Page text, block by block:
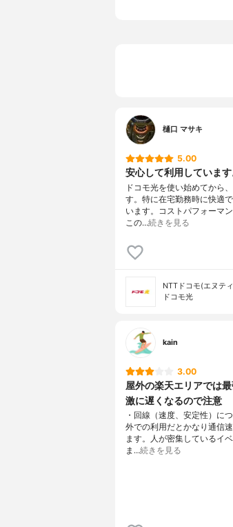
樋口 マサキ
5.00
安心して利用しています
ドコモ光を使い始めてから
す。特に在宅勤務時に快適
います。コストパフォーマ
この…続きを見る
NTTドコモ(エヌテ
ドコモ光
kain
3.00
屋外の楽天エリアでは
激に遅くなるので注意
・回線（速度、安定性）に
外での利用だとかなり通信
ます。人が密集しているイ
ま…続きを見る